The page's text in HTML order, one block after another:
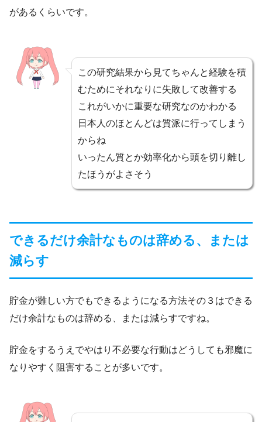
があるくらいです。
この研究結果から見てちゃんと経験を積
むためにそれなりに失敗して改善する
これがいかに重要な研究なのかわかる
日本人のほとんどは質派に行ってしまう
からね
いったん質とか効率化から頭を切り離し
たほうがよさそう
できるだけ余計なものは辞める、または
減らす
貯金が難しい方でもできるようになる方法その３はできる
だけ余計なものは辞める、または減らすですね。
貯金をするうえでやはり不必要な行動はどうしても邪魔に
なりやすく阻害することが多いです。